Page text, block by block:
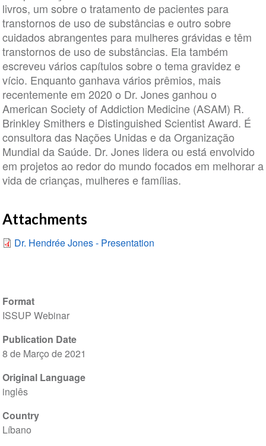
Format
ISSUP Webinar
Publication Date
8 de Março de 2021
Original Language
inglês
Country
Líbano
livros, um sobre o tratamento de pacientes para
transtornos de uso de substâncias e outro sobre
cuidados abrangentes para mulheres grávidas e têm
transtornos de uso de substâncias. Ela também
escreveu vários capítulos sobre o tema gravidez e
vício. Enquanto ganhava vários prêmios, mais
recentemente em 2020 o Dr. Jones ganhou o
American Society of Addiction Medicine (ASAM) R.
Brinkley Smithers e Distinguished Scientist Award. É
consultora das Nações Unidas e da Organização
Mundial da Saúde. Dr. Jones lidera ou está envolvido
em projetos ao redor do mundo focados em melhorar a
vida de crianças, mulheres e famílias.
Attachments
Dr. Hendrée Jones - Presentation